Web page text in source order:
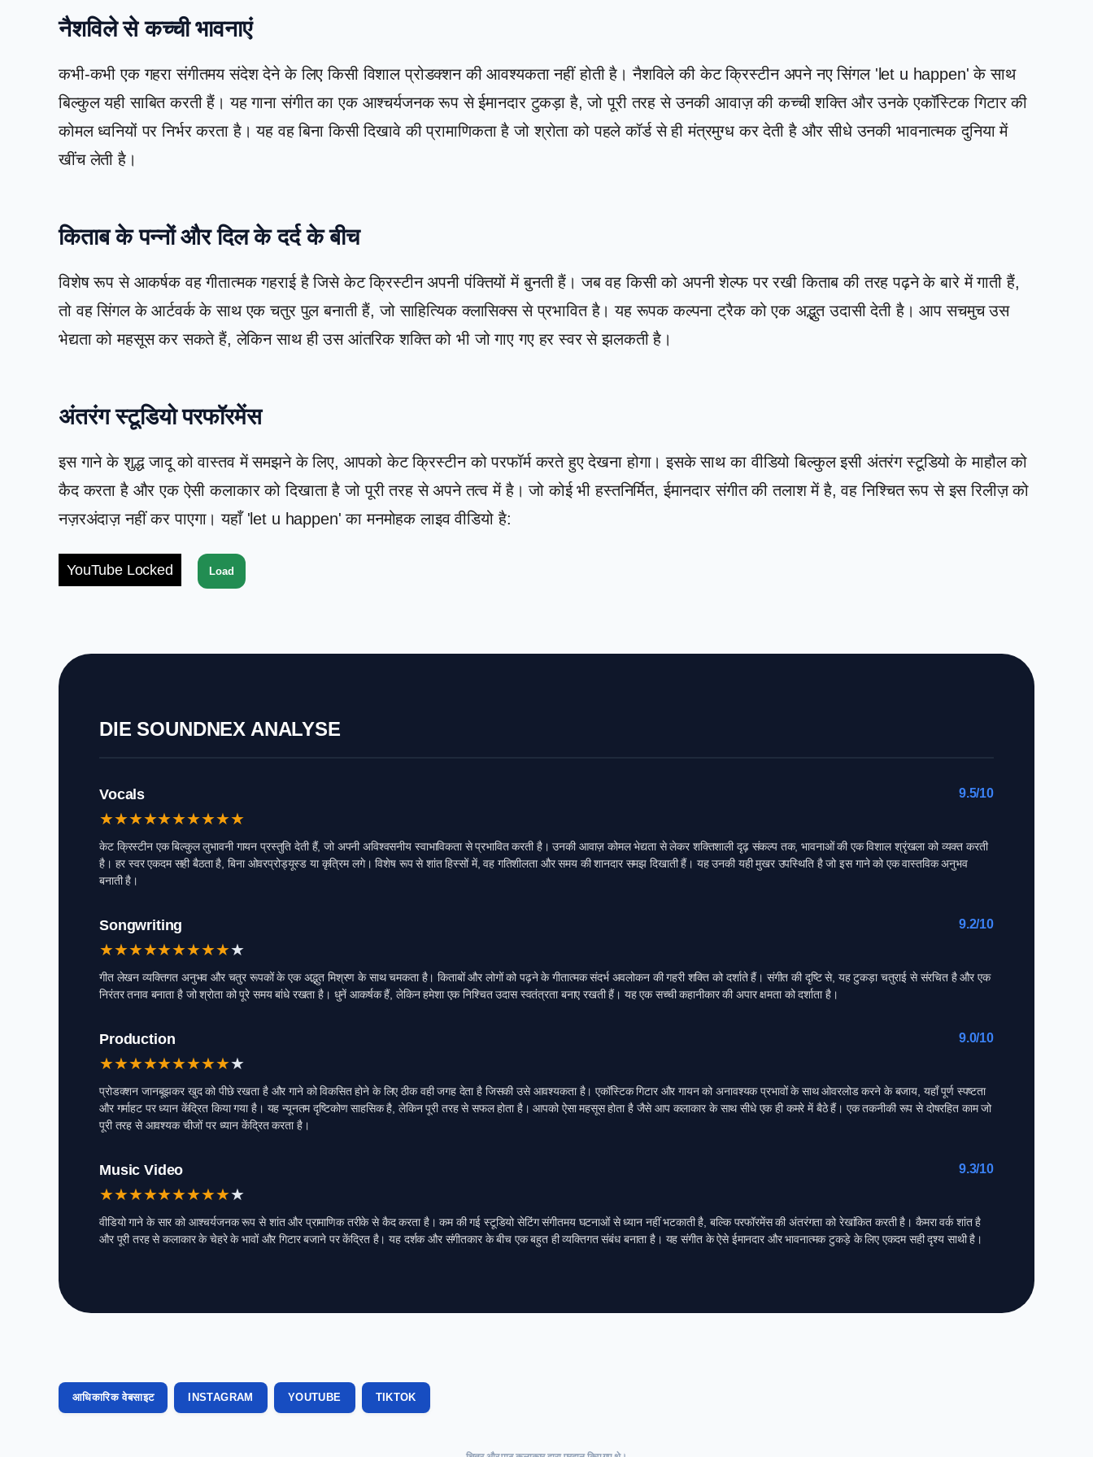
नैशविले से कच्ची भावनाएं
कभी-कभी एक गहरा संगीतमय संदेश देने के लिए किसी विशाल प्रोडक्शन की आवश्यकता नहीं होती है। नैशविले की केट क्रिस्टीन अपने नए सिंगल 'let u happen' के साथ
बिल्कुल यही साबित करती हैं। यह गाना संगीत का एक आश्चर्यजनक रूप से ईमानदार टुकड़ा है, जो पूरी तरह से उनकी आवाज़ की कच्ची शक्ति और उनके एकॉस्टिक गिटार की
कोमल ध्वनियों पर निर्भर करता है। यह वह बिना किसी दिखावे की प्रामाणिकता है जो श्रोता को पहले कॉर्ड से ही मंत्रमुग्ध कर देती है और सीधे उनकी भावनात्मक दुनिया में
खींच लेती है।
किताब के पन्नों और दिल के दर्द के बीच
विशेष रूप से आकर्षक वह गीतात्मक गहराई है जिसे केट क्रिस्टीन अपनी पंक्तियों में बुनती हैं। जब वह किसी को अपनी शेल्फ पर रखी किताब की तरह पढ़ने के बारे में गाती हैं,
तो वह सिंगल के आर्टवर्क के साथ एक चतुर पुल बनाती हैं, जो साहित्यिक क्लासिक्स से प्रभावित है। यह रूपक कल्पना ट्रैक को एक अद्भुत उदासी देती है। आप सचमुच उस
भेद्यता को महसूस कर सकते हैं, लेकिन साथ ही उस आंतरिक शक्ति को भी जो गाए गए हर स्वर से झलकती है।
अंतरंग स्टूडियो परफॉरमेंस
इस गाने के शुद्ध जादू को वास्तव में समझने के लिए, आपको केट क्रिस्टीन को परफॉर्म करते हुए देखना होगा। इसके साथ का वीडियो बिल्कुल इसी अंतरंग स्टूडियो के माहौल को
कैद करता है और एक ऐसी कलाकार को दिखाता है जो पूरी तरह से अपने तत्व में है। जो कोई भी हस्तनिर्मित, ईमानदार संगीत की तलाश में है, वह निश्चित रूप से इस रिलीज़ को
नज़रअंदाज़ नहीं कर पाएगा। यहाँ 'let u happen' का मनमोहक लाइव वीडियो है:
YouTube Locked Load
DIE SOUNDNEX ANALYSE
Vocals 9.5/10
★★★★★★★★★★
केट क्रिस्टीन एक बिल्कुल लुभावनी गायन प्रस्तुति देती हैं, जो अपनी अविश्वसनीय स्वाभाविकता से प्रभावित करती है। उनकी आवाज़ कोमल भेद्यता से लेकर शक्तिशाली दृढ़ संकल्प तक, भावनाओं की एक विशाल श्रृंखला को व्यक्त करती
है। हर स्वर एकदम सही बैठता है, बिना ओवरप्रोड्यूस्ड या कृत्रिम लगे। विशेष रूप से शांत हिस्सों में, वह गतिशीलता और समय की शानदार समझ दिखाती हैं। यह उनकी यही मुखर उपस्थिति है जो इस गाने को एक वास्तविक अनुभव
बनाती है।
Songwriting 9.2/10
★★★★★★★★★★
गीत लेखन व्यक्तिगत अनुभव और चतुर रूपकों के एक अद्भुत मिश्रण के साथ चमकता है। किताबों और लोगों को पढ़ने के गीतात्मक संदर्भ अवलोकन की गहरी शक्ति को दर्शाते हैं। संगीत की दृष्टि से, यह टुकड़ा चतुराई से संरचित है और एक
निरंतर तनाव बनाता है जो श्रोता को पूरे समय बांधे रखता है। धुनें आकर्षक हैं, लेकिन हमेशा एक निश्चित उदास स्वतंत्रता बनाए रखती हैं। यह एक सच्ची कहानीकार की अपार क्षमता को दर्शाता है।
Production 9.0/10
★★★★★★★★★★
प्रोडक्शन जानबूझकर खुद को पीछे रखता है और गाने को विकसित होने के लिए ठीक वही जगह देता है जिसकी उसे आवश्यकता है। एकॉस्टिक गिटार और गायन को अनावश्यक प्रभावों के साथ ओवरलोड करने के बजाय, यहाँ पूर्ण स्पष्टता
और गर्माहट पर ध्यान केंद्रित किया गया है। यह न्यूनतम दृष्टिकोण साहसिक है, लेकिन पूरी तरह से सफल होता है। आपको ऐसा महसूस होता है जैसे आप कलाकार के साथ सीधे एक ही कमरे में बैठे हैं। एक तकनीकी रूप से दोषरहित काम जो
पूरी तरह से आवश्यक चीजों पर ध्यान केंद्रित करता है।
Music Video 9.3/10
★★★★★★★★★★
वीडियो गाने के सार को आश्चर्यजनक रूप से शांत और प्रामाणिक तरीके से कैद करता है। कम की गई स्टूडियो सेटिंग संगीतमय घटनाओं से ध्यान नहीं भटकाती है, बल्कि परफॉरमेंस की अंतरंगता को रेखांकित करती है। कैमरा वर्क शांत है
और पूरी तरह से कलाकार के चेहरे के भावों और गिटार बजाने पर केंद्रित है। यह दर्शक और संगीतकार के बीच एक बहुत ही व्यक्तिगत संबंध बनाता है। यह संगीत के ऐसे ईमानदार और भावनात्मक टुकड़े के लिए एकदम सही दृश्य साथी है।
आधिकारिक वेबसाइट INSTAGRAM YOUTUBE TIKTOK